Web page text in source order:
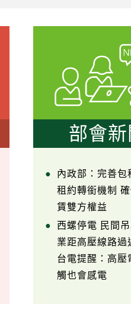
部會新
內政部：完善包
租約轉銜機制 確
賃雙方權益
西螺停電 民間
業距高壓線路過
台電提醒：高壓
觸也會感電